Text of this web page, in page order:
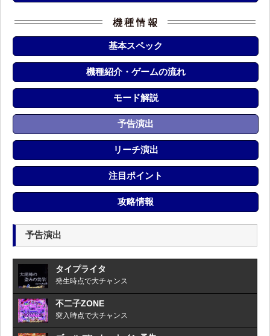
基本スペック
機種紹介・ゲームの流れ
モード解説
予告演出
リーチ演出
注目ポイント
攻略情報
予告演出
タイプライタ
発生時点で大チャンス
不二子ZONE
突入時点で大チャンス